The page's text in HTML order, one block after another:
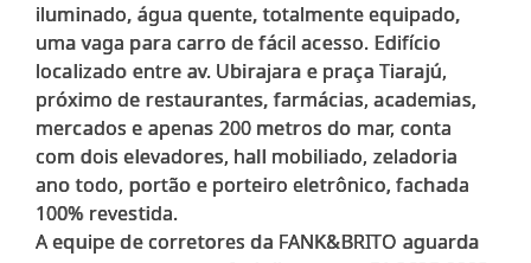
iluminado, água quente, totalmente equipado,
uma vaga para carro de fácil acesso. Edifício
localizado entre av. Ubirajara e praça Tiarajú,
próximo de restaurantes, farmácias, academias,
mercados e apenas 200 metros do mar, conta
com dois elevadores, hall mobiliado, zeladoria
ano todo, portão e porteiro eletrônico, fachada
100% revestida.
A equipe de corretores da FANK&BRITO aguarda